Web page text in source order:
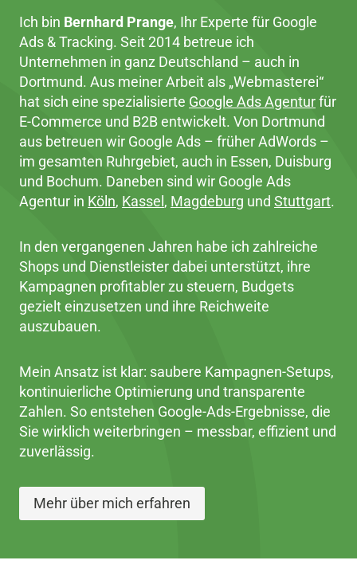
Ich bin Bernhard Prange, Ihr Experte für Google
Ads & Tracking. Seit 2014 betreue ich
Unternehmen in ganz Deutschland – auch in
Dortmund. Aus meiner Arbeit als „Webmasterei“
hat sich eine spezialisierte Google Ads Agenturfür
E-Commerce und B2B entwickelt. Von Dortmund
aus betreuen wir Google Ads – früher AdWords –
im gesamten Ruhrgebiet, auch in Essen, Duisburg
und Bochum. Daneben sind wir Google Ads
Agentur in Köln, Kassel , Magdeburg und Stuttgart.
In den vergangenen Jahren habe ich zahlreiche
Shops und Dienstleister dabei unterstützt, ihre
Kampagnen profitabler zu steuern, Budgets
gezielt einzusetzen und ihre Reichweite
auszubauen.
Mein Ansatz ist klar: saubere Kampagnen-Setups,
kontinuierliche Optimierung und transparente
Zahlen. So entstehen Google-Ads-Ergebnisse, die
Sie wirklich weiterbringen – messbar, effizient und
zuverlässig.
Mehr über mich erfahren